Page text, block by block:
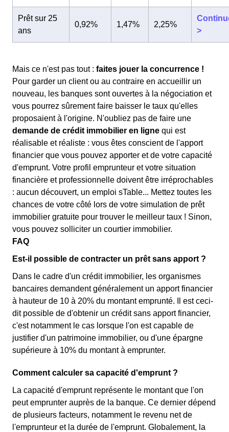
Prêt sur 25
ans
0,92% 1,47% 2,25%
>
Mais ce n'est pas tout : faites jouer la concurrence !
Pour garder un client ou au contraire en accueillir un
nouveau, les banques sont ouvertes à la négociation et
vous pourrez sûrement faire baisser le taux qu'elles
proposaient à l'origine. N'oubliez pas de faire une
demande de crédit immobilier en ligne qui est
réalisable et réaliste : vous êtes conscient de l'apport
financier que vous pouvez apporter et de votre capacité
d'emprunt. Votre profil emprunteur et votre situation
financière et professionnelle doivent être irréprochables
: aucun découvert, un emploi sTable... Mettez toutes les
chances de votre côté lors de votre simulation de prêt
immobilier gratuite pour trouver le meilleur taux ! Sinon,
vous pouvez solliciter un courtier immobilier.
FAQ
Est-il possible de contracter un prêt sans apport ?
Dans le cadre d'un crédit immobilier, les organismes
bancaires demandent généralement un apport financier
à hauteur de 10 à 20% du montant emprunté. Il est ceci-
dit possible de d'obtenir un crédit sans apport financier,
c'est notamment le cas lorsque l'on est capable de
justifier d'un patrimoine immobilier, ou d'une épargne
supérieure à 10% du montant à emprunter.
Comment calculer sa capacité d'emprunt ?
La capacité d'emprunt représente le montant que l'on
peut emprunter auprès de la banque. Ce dernier dépend
de plusieurs facteurs, notamment le revenu net de
l'emprunteur et la durée de l'emprunt. Globalement, la